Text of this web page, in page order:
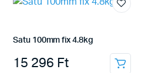
Satu 100mm fix 4.8kg
15 296 Ft